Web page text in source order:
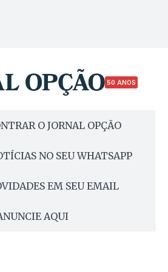
50 ANOS
O JORNAL OPÇÃO
NO SEU WHATSAPP
EM SEU EMAIL
AQUI